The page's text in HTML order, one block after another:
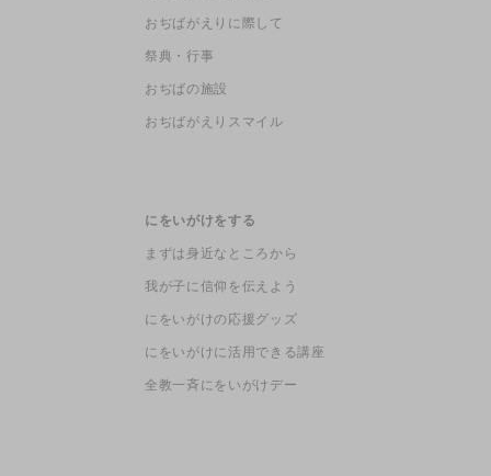
おぢばがえりに際して
祭典・行事
おぢばの施設
おぢばがえりスマイル
にをいがけをする
まずは身近なところから
我が子に信仰を伝えよう
にをいがけの応援グッズ
にをいがけに活用できる講座
全教一斉にをいがけデー